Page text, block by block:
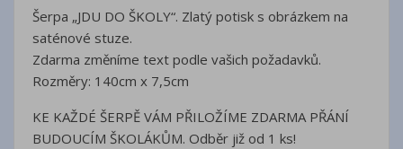
Šerpa „JDU DO ŠKOLY“. Zlatý potisk s obrázkem na
saténové stuze.
Zdarma změníme text podle vašich požadavků.
Rozměry: 140cm x 7,5cm
KE KAŽDÉ ŠERPĚ VÁM PŘILOŽÍME ZDARMA PŘÁNÍ
BUDOUCÍM ŠKOLÁKŮM. Odběr již od 1 ks!